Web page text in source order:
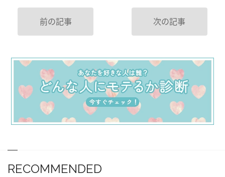
前の記事 次の記事
RECOMMENDED